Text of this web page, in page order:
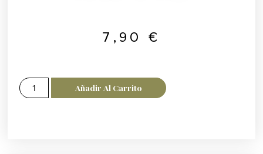
7,90€
Añadir Al Carrito